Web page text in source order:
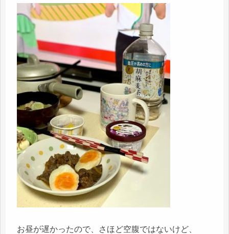
お昼が遅かったので、さほど空腹ではないけど、